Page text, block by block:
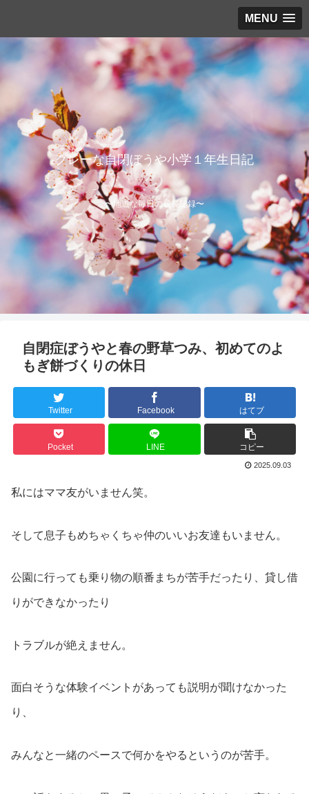
MENU
グレーな自閉ぼうや小学１年生日記
〜地道な毎日の成長記録〜
自閉症ぼうやと春の野草つみ、初めてのよ
もぎ餅づくりの休日
Twitter Facebook はてブ
Pocket LINE コピー
2025.09.03
私にはママ友がいません笑。
そして息子もめちゃくちゃ仲のいいお友達もいません。
公園に行っても乗り物の順番まちが苦手だったり、貸し借
りができなかったり
トラブルが絶えません。
面白そうな体験イベントがあっても説明が聞けなかった
り、
みんなと一緒のペースで何かをやるというのが苦手。